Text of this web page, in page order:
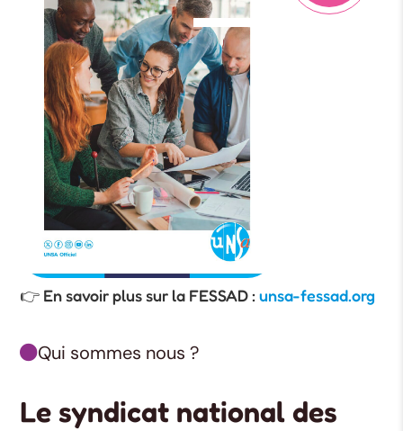
👉 En savoir plus sur la FESSAD :unsa-fessad.org
Qui sommes nous ?
Le syndicat national des